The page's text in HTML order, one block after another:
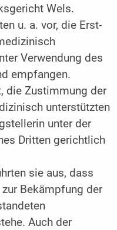
Wels.
u. a. vor, die Erst-
Verwendung des
empfangen.
die Zustimmung der
unterstützten
unter der
Dritten gerichtlich
sie aus, dass
Bekämpfung der
Auch der